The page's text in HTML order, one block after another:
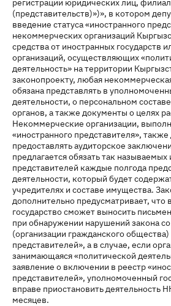
(представительств)»)», в котором
введение статуса «иностранного
некоммерческих организаций
средства от иностранных государств
организаций, осуществляющих
деятельность» на территории
законопроекту, любая
обязана представлять в
деятельности, о персональном
органов, а также документы о целях
Некоммерческие организации,
«иностранного представителя»,
предоставлять аудиторское
предлагается обязать так
представителей каждые полгода
деятельности, который будет
учредителях и составе имущества.
дополнительно предусматривает, что
государство сможет выносить
при обнаружении нарушений закона
(организации гражданского
представителей», а в случае, если
занимающаяся «политической
заявление о включении в реестр
представителей», уполномоченный
вправе приостановить деятельность
месяцев.